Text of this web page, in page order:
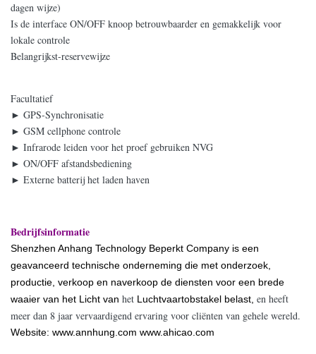
dagen wijze)
Is de interface ON/OFF knoop betrouwbaarder en gemakkelijk voor
lokale controle
Belangrijkst-reservewijze
Facultatief
► GPS-Synchronisatie
► GSM cellphone controle
► Infrarode leiden voor het proef gebruiken NVG
► ON/OFF afstandsbediening
► Externe batterij het laden haven
Bedrijfsinformatie
Shenzhen Anhang Technology Beperkt Company is een
geavanceerd technische onderneming die met onderzoek,
productie, verkoop en naverkoop de diensten voor een brede
waaier van het Licht van het Luchtvaartobstakel belast, en heeft
meer dan 8 jaar vervaardigend ervaring voor cliënten van gehele wereld.
Website: www.annhung.com www.ahicao.com